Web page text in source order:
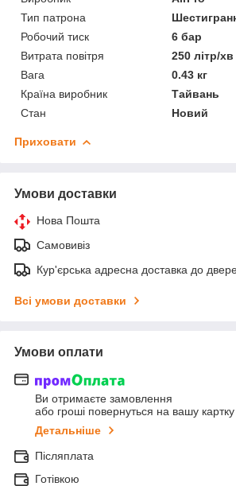
Тип патрона
Робочий тиск
6 бар
Витрата повітря
250 літр/хв
Вага
0.43 кг
Країна виробник
Тайвань
Стан
Новий
Приховати
Умови доставки
Нова Пошта
Самовивіз
Кур'єрська адресна доставка до
Всі умови доставки
Умови оплати
Ви отримаєте замовлення
або гроші повернуться на вашу картку
Детальніше
Післяплата
Готівкою